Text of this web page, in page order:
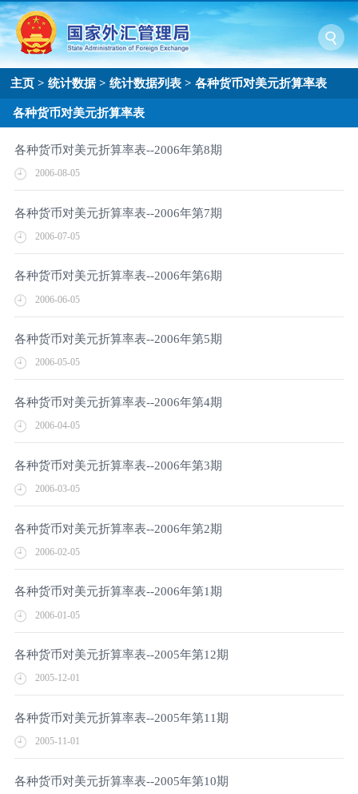
主页 >统计数据 >统计数据列表 >各种货币对美元折算率表
各种货币对美元折算率表
各种货币对美元折算率表--2006年第8期
2006-08-05
各种货币对美元折算率表--2006年第7期
2006-07-05
各种货币对美元折算率表--2006年第6期
2006-06-05
各种货币对美元折算率表--2006年第5期
2006-05-05
各种货币对美元折算率表--2006年第4期
2006-04-05
各种货币对美元折算率表--2006年第3期
2006-03-05
各种货币对美元折算率表--2006年第2期
2006-02-05
各种货币对美元折算率表--2006年第1期
2006-01-05
各种货币对美元折算率表--2005年第12期
2005-12-01
各种货币对美元折算率表--2005年第11期
2005-11-01
各种货币对美元折算率表--2005年第10期